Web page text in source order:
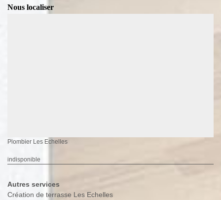
Nous localiser
Plombier Les Echelles
indisponible
Autres services
Création de terrasse Les Echelles